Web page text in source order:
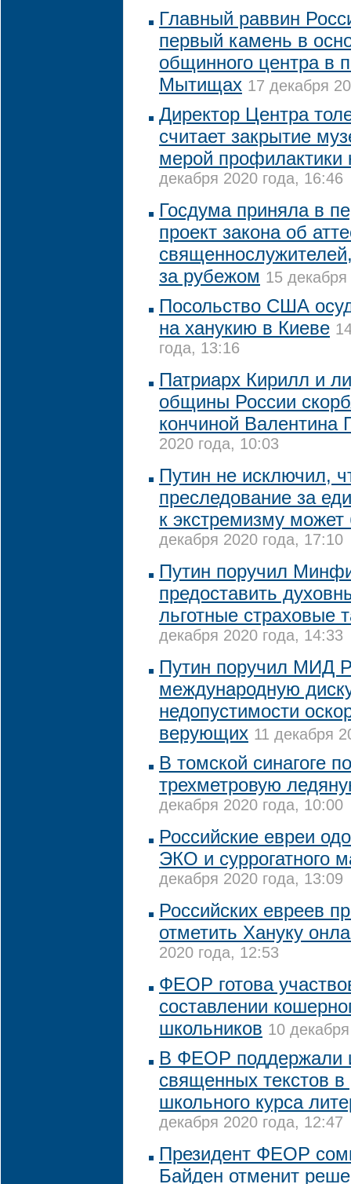
Главный раввин
первый камень в
общинного центра в
Мытищах 17 декабря
Директор Центра
считает закрытие
мерой профилактики
декабря 2020 года, 16:46
Госдума приняла в
проект закона об
за рубежом 15
Посольство США
на ханукию в Киеве
года, 13:16
Патриарх Кирилл и
общины России
кончиной Валентина
2020 года, 10:03
Путин не исключил,
преследование за
к экстремизму
декабря 2020 года, 17:10
Путин поручил
предоставить
льготные страховые
декабря 2020 года, 14:33
Путин поручил МИД
международную
недопустимости
верующих 11 декабря
В томской синагоге
трехметровую
декабря 2020 года, 10:00
Российские евреи
ЭКО и суррогатного
декабря 2020 года, 13:09
Российских евреев
отметить Хануку
2020 года, 12:53
ФЕОР готова
составлении
школьников 10
В ФЕОР поддержали
священных текстов в
школьного курса
декабря 2020 года, 12:47
Президент ФЕОР
Байден отменит